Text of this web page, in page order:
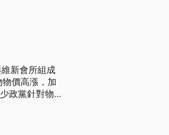
新會所組成
價高漲，加
政黨針對物